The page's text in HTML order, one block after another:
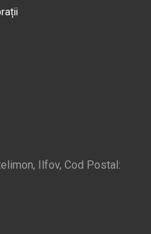
Ilfov, Cod Postal: